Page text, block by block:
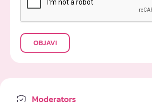
OBJAVI
Moderators